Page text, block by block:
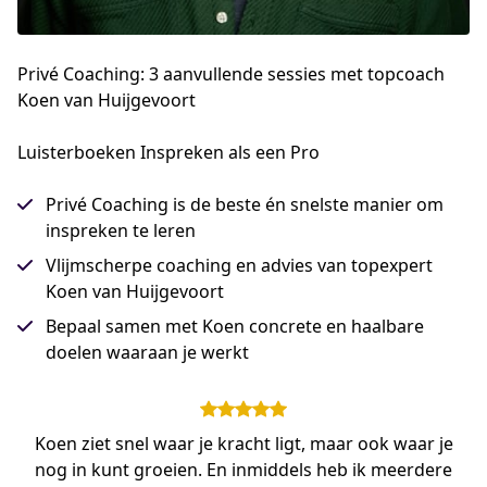
Privé Coaching: 3 aanvullende sessies met topcoach
Koen van Huijgevoort
Luisterboeken Inspreken als een Pro
Privé Coaching is de beste én snelste manier om
inspreken te leren
Vlijmscherpe coaching en advies van topexpert
Koen van Huijgevoort
Bepaal samen met Koen concrete en haalbare
doelen waaraan je werkt
Koen ziet snel waar je kracht ligt, maar ook waar je
nog in kunt groeien. En inmiddels heb ik meerdere